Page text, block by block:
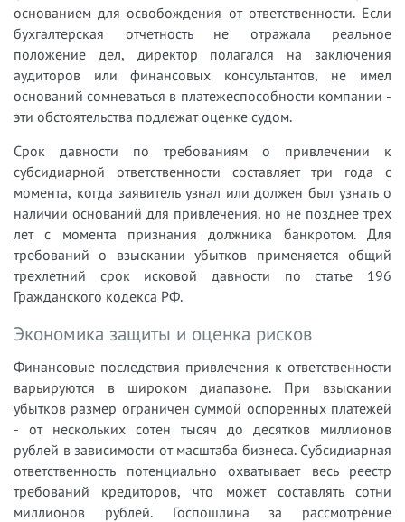
основанием для освобождения от ответственности. Если
бухгалтерская отчетность не отражала реальное
положение дел, директор полагался на заключения
аудиторов или финансовых консультантов, не имел
оснований сомневаться в платежеспособности компании -
эти обстоятельства подлежат оценке судом.
Срок давности по требованиям о привлечении к
субсидиарной ответственности составляет три года с
момента, когда заявитель узнал или должен был узнать о
наличии оснований для привлечения, но не позднее трех
лет с момента признания должника банкротом. Для
требований о взыскании убытков применяется общий
трехлетний срок исковой давности по статье 196
Гражданского кодекса РФ.
Экономика защиты и оценка рисков
Финансовые последствия привлечения к ответственности
варьируются в широком диапазоне. При взыскании
убытков размер ограничен суммой оспоренных платежей
- от нескольких сотен тысяч до десятков миллионов
рублей в зависимости от масштаба бизнеса. Субсидиарная
ответственность потенциально охватывает весь реестр
требований кредиторов, что может составлять сотни
миллионов рублей. Госпошлина за рассмотрение